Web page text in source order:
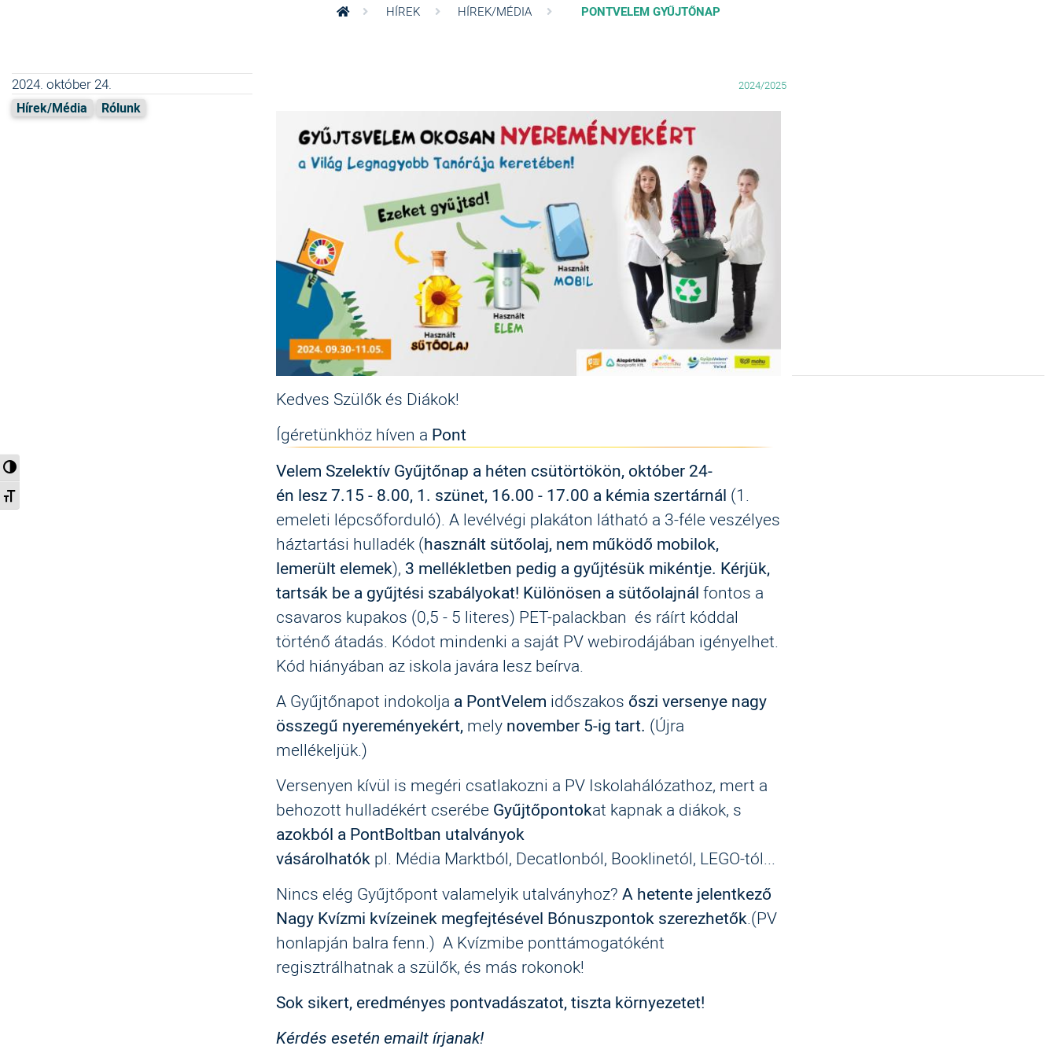
Nagy kontraszt váltása
Betűméret váltása
HÍREK HÍREK/MÉDIA PONTVELEM GYŰJTŐNAP
2024/2025
Kedves Szülők és Diákok!
Ígéretünkhöz híven a Pont
Velem Szelektív Gyűjtőnap a héten csütörtökön, október 24-
én lesz7.15 - 8.00, 1. szünet, 16.00 - 17.00 a kémia szertárnál (1.
emeleti lépcsőforduló). A levélvégi plakáton látható a 3-féle veszélyes
háztartási hulladék (használt sütőolaj, nem működő mobilok,
lemerült elemek), 3 mellékletben pedig a gyűjtésük mikéntje. Kérjük,
tartsák be a gyűjtési szabályokat! Különösen a sütőolajnál fontos a
csavaros kupakos (0,5 - 5 literes) PET-palackban és ráírt kóddal
történő átadás. Kódot mindenki a saját PV webirodájában igényelhet.
Kód hiányában az iskola javára lesz beírva.
A Gyűjtőnapot indokolja a PontVelem időszakos őszi versenye nagy
összegű nyereményekért, mely november 5-ig tart. (Újra
mellékeljük.)
Versenyen kívül is megéri csatlakozni a PV Iskolahálózathoz, mert a
behozott hulladékért cserébe Gyűjtőpontokat kapnak a diákok, s
azokból a PontBoltban utalványok
vásárolhatók pl. Média Marktból, Decatlonból, Booklinetól, LEGO-tól...
Nincs elég Gyűjtőpont valamelyik utalványhoz? A hetente jelentkező
Nagy Kvízmi kvízeinek megfejtésével Bónuszpontok szerezhetők.(PV
honlapján balra fenn.) A Kvízmibe ponttámogatóként
regisztrálhatnak a szülők, és más rokonok!
Sok sikert, eredményes pontvadászatot, tiszta környezetet!
Kérdés esetén emailt írjanak!
2024. október 24.
Hírek/Média Rólunk